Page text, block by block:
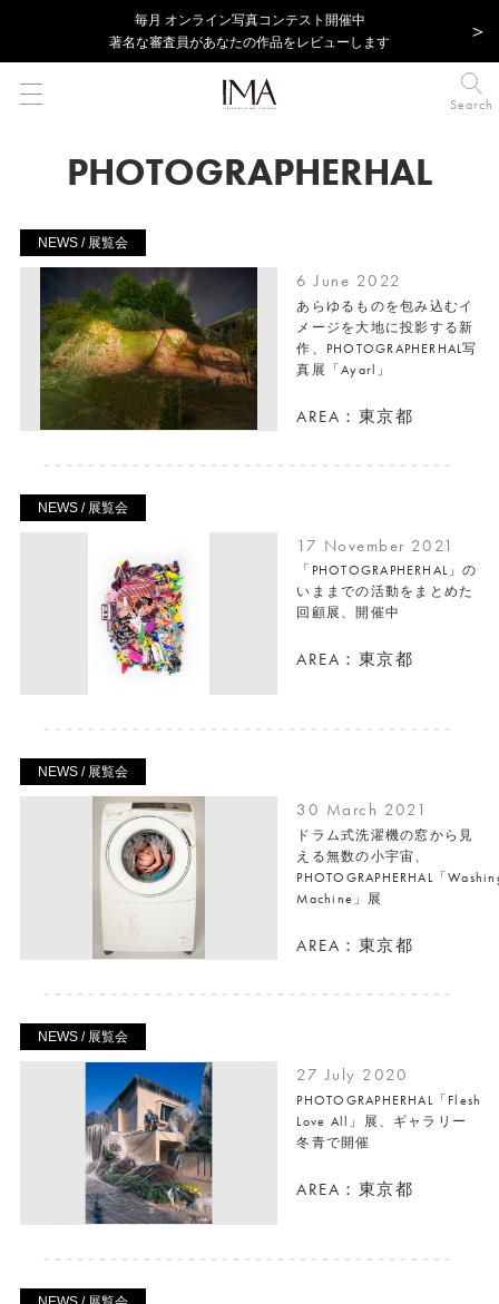
毎⽉ オンライン写真コンテスト開催中
著名な審査員があなたの作品をレビューします
Search
PHOTOGRAPHERHAL
NEWS / 展覧会
6 June 2022
あらゆるものを包み込むイ
メージを大地に投影する新
作、PHOTOGRAPHERHAL写
真展「Ayarl」
AREA：東京都
NEWS / 展覧会
17 November 2021
「PHOTOGRAPHERHAL」の
いままでの活動をまとめた
回顧展、開催中
AREA：東京都
NEWS / 展覧会
30 March 2021
ドラム式洗濯機の窓から見
える無数の小宇宙、
PHOTOGRAPHERHAL「
Machine」展
AREA：東京都
NEWS / 展覧会
27 July 2020
PHOTOGRAPHERHAL「Flesh
Love All」展、ギャラリー
冬青で開催
AREA：東京都